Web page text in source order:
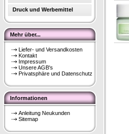
Druck und Werbemittel
Mehr über...
Liefer- und Versandkosten
Kontakt
Impressum
Unsere AGB's
Privatsphäre und Datenschutz
Informationen
Anleitung Neukunden
Sitemap